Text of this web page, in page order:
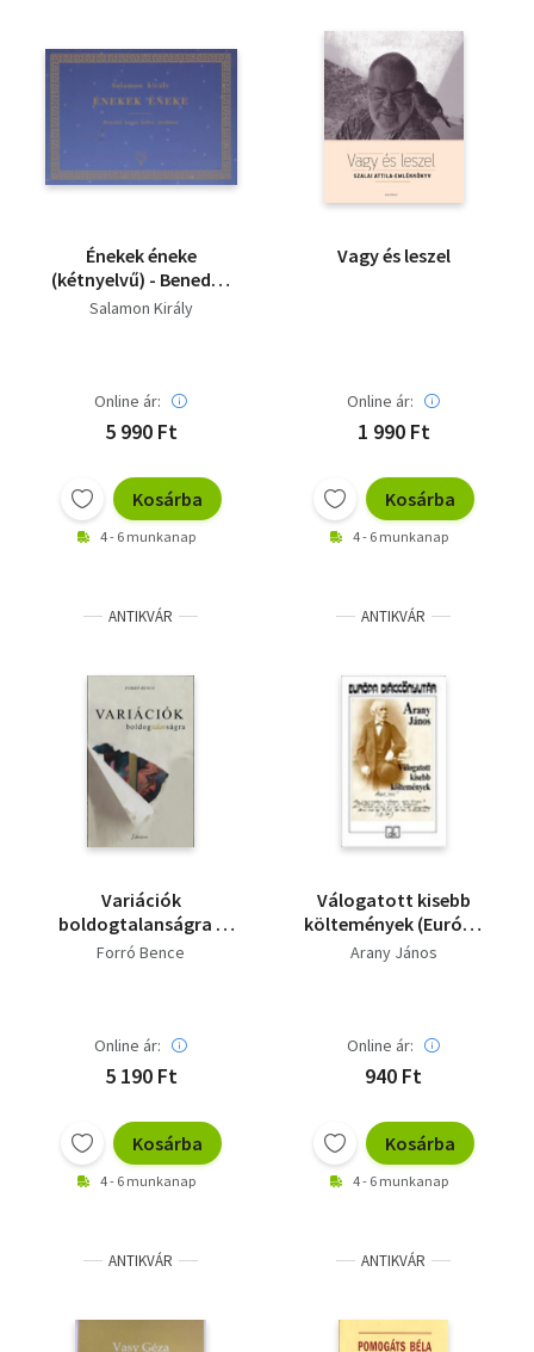
Énekek éneke
(kétnyelvű) - Benedek
István Gábor fordítása
Salamon Király
Online ár:
5 990 Ft
Kosárba
4 - 6 munkanap
Vagy és leszel
Online ár:
1 990 Ft
Kosárba
4 - 6 munkanap
ANTIKVÁR
Variációk
boldogtalanságra -
Dedikált
Forró Bence
Online ár:
5 190 Ft
Kosárba
4 - 6 munkanap
ANTIKVÁR
Válogatott kisebb
költemények (Európa
Diákkönyvtár)
Arany János
Online ár:
940 Ft
Kosárba
4 - 6 munkanap
ANTIKVÁR ANTIKVÁR